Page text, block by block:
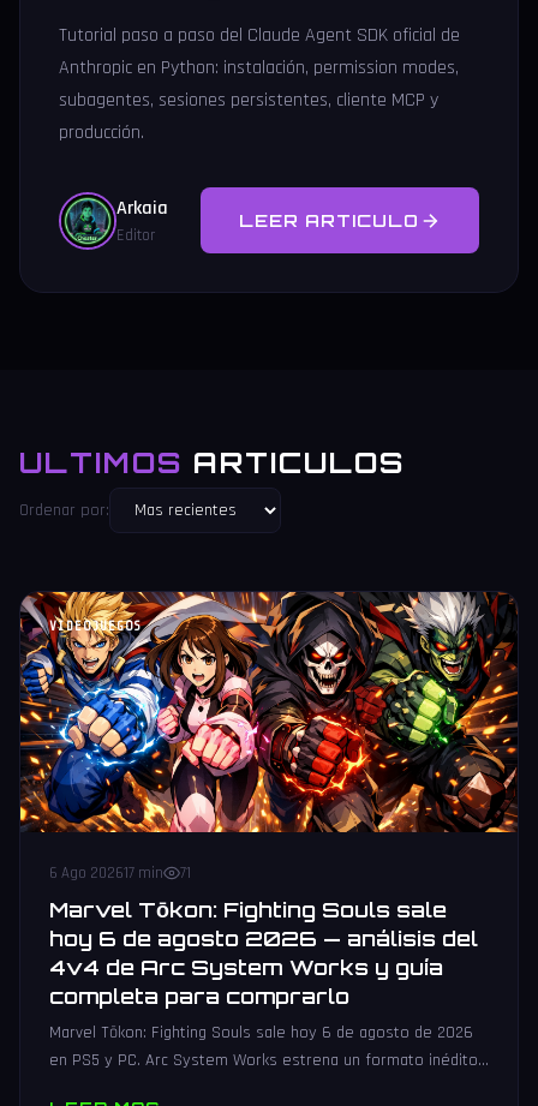
Tutorial paso a paso del Claude Agent SDK oficial de
Anthropic en Python: instalación, permission modes,
subagentes, sesiones persistentes, cliente MCP y
producción.
Arkaia
Editor
LEER ARTICULO
ULTIMOS ARTICULOS
Ordenar por:
VIDEOJUEGOS
6 Ago 202617 min 71
Marvel Tōkon: Fighting Souls sale
hoy 6 de agosto 2026 — análisis del
4v4 de Arc System Works y guía
completa para comprarlo
Marvel Tōkon: Fighting Souls sale hoy 6 de agosto de 2026
en PS5 y PC. Arc System Works estrena un formato inédito